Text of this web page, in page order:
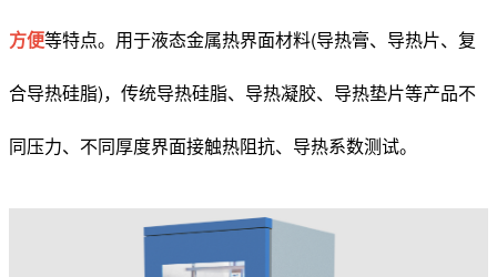
方便等特点。用于液态金属热界面材料(导热膏、导热片、复
合导热硅脂)，传统导热硅脂、导热凝胶、导热垫片等产品不
同压力、不同厚度界面接触热阻抗、导热系数测试。